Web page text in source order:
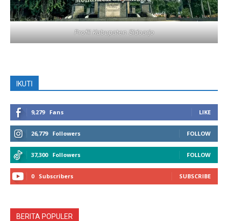
Profil Kabupaten Sidoarjo
IKUTI
9,279 Fans LIKE
26,779 Followers FOLLOW
37,300 Followers FOLLOW
0 Subscribers SUBSCRIBE
BERITA POPULER